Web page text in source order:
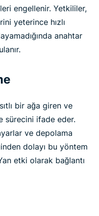
engellenir. Yetkililer,
yeterince hızlı
anahtar
bir ağa giren ve
sürecini ifade eder.
ve depolama
dolayı bu yöntem
etki olarak bağlantı